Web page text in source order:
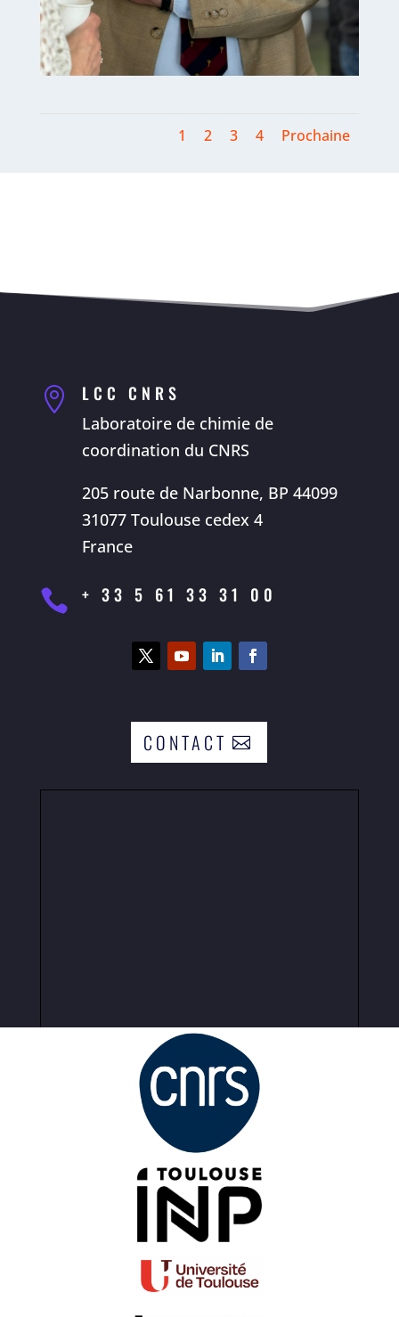
1 2 3 4 Prochaine
 LCC CNRS
Laboratoire de chimie de
coordination du CNRS
205 route de Narbonne, BP 44099
31077 Toulouse cedex 4
France
 + 33 5 61 33 31 00
CONTACT